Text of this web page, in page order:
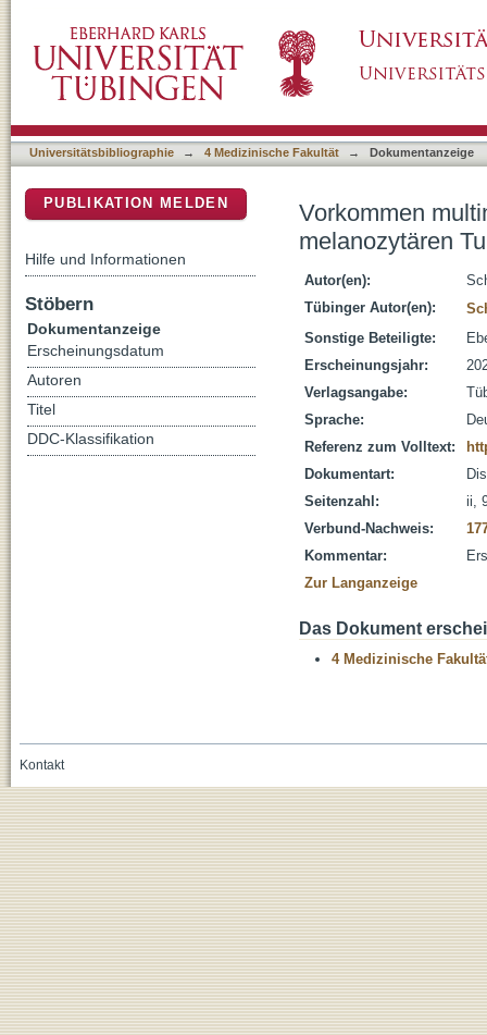
lichtgeschädigter Haut
Universitätsbibliographie → 4 Medizinische Fakultät → Dokumentanzeige
Vorkommen
melanozytären
Autor(en):
Tübinger Autor(en):
Sonstige Beteiligte:
Erscheinungsjahr:
Verlagsangabe:
Sprache:
Referenz zum Volltext:
Dokumentart:
Seitenzahl:
ii,
Verbund-Nachweis:
Kommentar:
Zur Langanzeige
Das Dokument
4 Medizinische
PUBLIKATION MELDEN
Hilfe und Informationen
Stöbern
Dokumentanzeige
Erscheinungsdatum
Autoren
Titel
DDC-Klassifikation
Kontakt